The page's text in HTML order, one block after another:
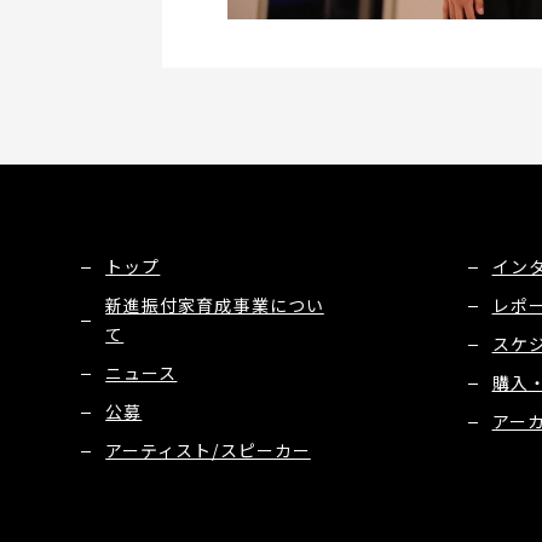
トップ
新進振付家育成事業につい
て
ニュース
公募
アーティスト/スピーカー
イン
レポ
スケ
購入
アー